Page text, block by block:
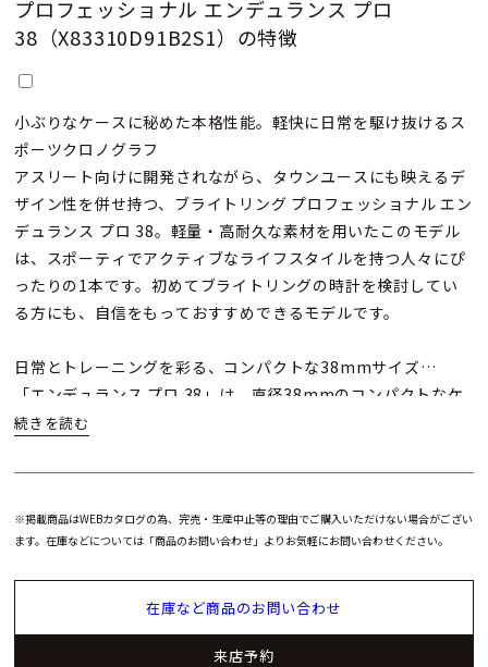
プロフェッショナル エンデュランス プロ
38（X83310D91B2S1）の特徴
小ぶりなケースに秘めた本格性能。軽快に日常を駆け抜けるス
ポーツクロノグラフ
アスリート向けに開発されながら、タウンユースにも映えるデ
ザイン性を併せ持つ、ブライトリング プロフェッショナル エン
デュランス プロ 38。軽量・高耐久な素材を用いたこのモデル
は、スポーティでアクティブなライフスタイルを持つ人々にぴ
ったりの1本です。初めてブライトリングの時計を検討してい
る方にも、自信をもっておすすめできるモデルです。
日常とトレーニングを彩る、コンパクトな38mmサイズ
「エンデュランス プロ 38」は、直径38mmのコンパクトなケ
ースサイズを採用。男性はもちろん、細めの腕にフィットする
カジュアルなデザインと程よい存在感は、ワークアウトだけで
ブな日常に溶け込む万能なスポーツクロノグラフです。
この素材は100％スイス製で、ブライトリングのためだけに開
発された特別なもの。軽さと耐久性、そして温もりある質感
で、日々の使用に優れた実用性を発揮します。
※掲載商品はWEBカタログの為、完売・生産中止等の理由でご購入いただけない場合がござい
ます。在庫などについては「商品のお問い合わせ」よりお気軽にお問い合わせください。
在庫など商品のお問い合わせ
来店予約